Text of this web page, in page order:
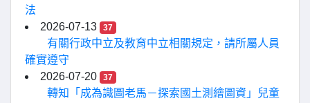
法
2026-07-13
37
有關行政中立及教育中立相關規定，請所屬人員
確實遵守
2026-07-20
37
轉知「成為識圖老馬－探索國土測繪圖資」兒童